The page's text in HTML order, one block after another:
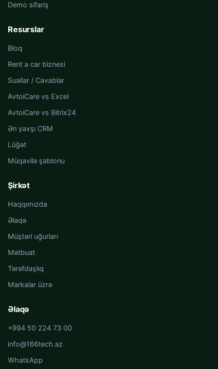
Demo sifariş
Resurslar
Bloq
Rent a car biznesi
Suallar / Cavablar
AvtoiCare vs Excel
AvtoiCare vs Bitrix24
Ən yaxşı CRM
Lüğət
Müqavilə şablonu
Şirkət
Haqqımızda
Əlaqə
Müştəri uğurları
Mətbuat
Tərəfdaşlıq
Markalar üzrə
Əlaqə
+994 50 224 73 00
info@166tech.az
WhatsApp